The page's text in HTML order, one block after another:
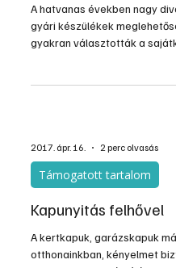
A hatvanas években nagy
gyári készülékek
gyakran választották a
2017. ápr. 16. 2 perc olvasás
Támogatott tartalom
Kapunyitás felhővel
A kertkapuk, garázskapuk
otthonainkban, kényelmet